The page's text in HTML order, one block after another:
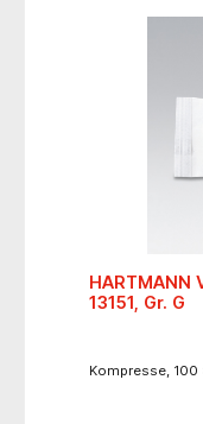
HARTMANN
13151, Gr. G
Kompresse, 100